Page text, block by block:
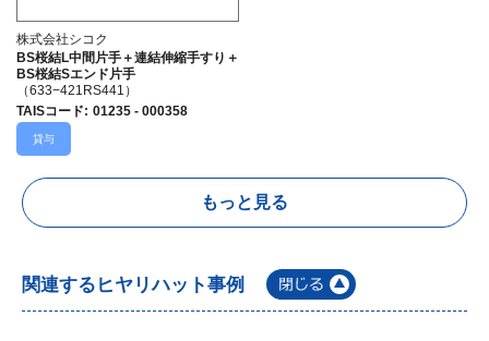
株式会社シコク
BS桜結L中間片手＋連結伸縮手すり＋
BS桜結Sエンド片手
（633−421RS441）
TAISコード: 01235 - 000358
貸与
もっと見る
関連するヒヤリハット事例